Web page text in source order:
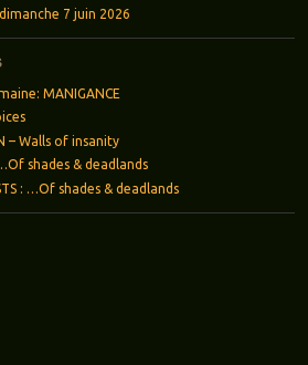
7 juin 2026
MANIGANCE
– Walls of insanity
shades & deadlands
: …Of shades & deadlands